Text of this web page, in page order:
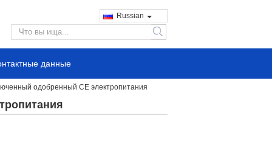
Russian
search
данные
одобренный CE электропитания